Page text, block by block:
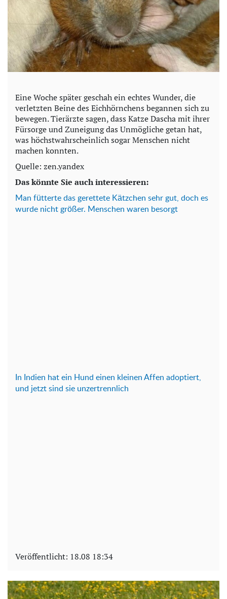
Eine Woche später geschah ein echtes Wunder, die
verletzten Beine des Eichhörnchens begannen sich zu
bewegen. Tierärzte sagen, dass Katze Dascha mit ihrer
Fürsorge und Zuneigung das Unmögliche getan hat,
was höchstwahrscheinlich sogar Menschen nicht
machen konnten.
Quelle: zen.yandex
Das könnte Sie auch interessieren:
Man fütterte das gerettete Kätzchen sehr gut, doch es
wurde nicht größer. Menschen waren besorgt
In Indien hat ein Hund einen kleinen Affen adoptiert,
und jetzt sind sie unzertrennlich
Veröffentlicht: 18.08 18:34